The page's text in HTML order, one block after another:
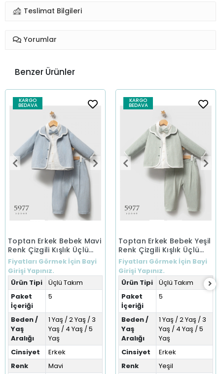
Teslimat Bilgileri
Yorumlar
Benzer Ürünler
KARGO
BEDAVA
Toptan Erkek Bebek Mavi
Renk Çizgili Kışlık Üçlü
Takım (1-5 Yaş)
Fiyatları Görmek İçin Bayi
Girişi Yapınız.
Ürün Tipi
Üçlü Takım
Paket
İçeriği
5
Beden /
Yaş
Aralığı
1 Yaş / 2 Yaş / 3
Yaş / 4 Yaş / 5
Yaş
Cinsiyet
Erkek
Renk
Mavi
KARGO
BEDAVA
Toptan Erkek Bebek Yeşil
Renk Çizgili Kışlık Üçlü
Takım (1-5 Yaş)
Fiyatları Görmek İçin Bayi
Girişi Yapınız.
Ürün Tipi
Üçlü Takım
Paket
İçeriği
5
Beden /
Yaş
Aralığı
1 Yaş / 2 Yaş / 3
Yaş / 4 Yaş / 5
Yaş
Cinsiyet
Erkek
Renk
Yeşil